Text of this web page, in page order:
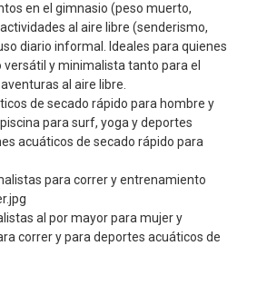
en el gimnasio (peso muerto,
al aire libre (senderismo,
diario informal. Ideales para quienes
versátil y minimalista tanto para el
al aire libre.